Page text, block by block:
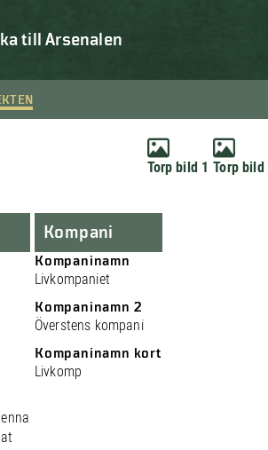
till Arsenalen
Torp bild 1 Torp bild
Kompani
Kompaninamn
Livkompaniet
Kompaninamn 2
Överstens kompani
Kompaninamn kort
Livkomp